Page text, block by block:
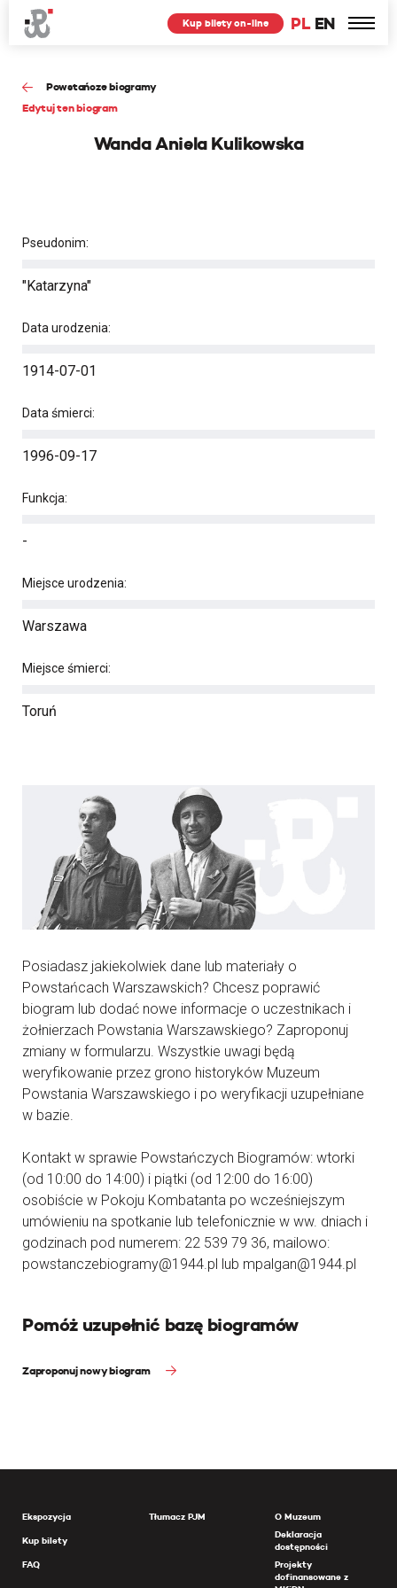
PL EN
Kup bilety on-line
Powstańcze biogramy
Edytuj ten biogram
Wanda Aniela Kulikowska
Pseudonim:
"Katarzyna"
Data urodzenia:
1914-07-01
Data śmierci:
1996-09-17
Funkcja:
-
Miejsce urodzenia:
Warszawa
Miejsce śmierci:
Toruń
Posiadasz jakiekolwiek dane lub materiały o
Powstańcach Warszawskich? Chcesz poprawić
biogram lub dodać nowe informacje o uczestnikach i
żołnierzach Powstania Warszawskiego? Zaproponuj
zmiany w formularzu. Wszystkie uwagi będą
weryfikowanie przez grono historyków Muzeum
Powstania Warszawskiego i po weryfikacji uzupełniane
w bazie.
Kontakt w sprawie Powstańczych Biogramów: wtorki
(od 10:00 do 14:00) i piątki (od 12:00 do 16:00)
osobiście w Pokoju Kombatanta po wcześniejszym
umówieniu na spotkanie lub telefonicznie w ww. dniach i
godzinach pod numerem: 22 539 79 36, mailowo:
powstanczebiogramy@1944.pl lub mpalgan@1944.pl
Pomóż uzupełnić bazę biogramów
Zaproponuj nowy biogram
Ekspozycja
Kup bilety
FAQ
Tłumacz PJM
O Muzeum
Deklaracja
dostępności
Projekty
dofinansowane z